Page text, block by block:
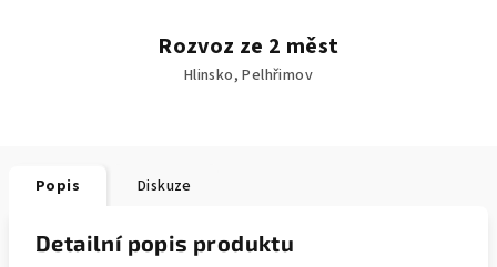
Rozvoz ze 2 měst
Hlinsko, Pelhřimov
Popis Diskuze
Detailní popis produktu